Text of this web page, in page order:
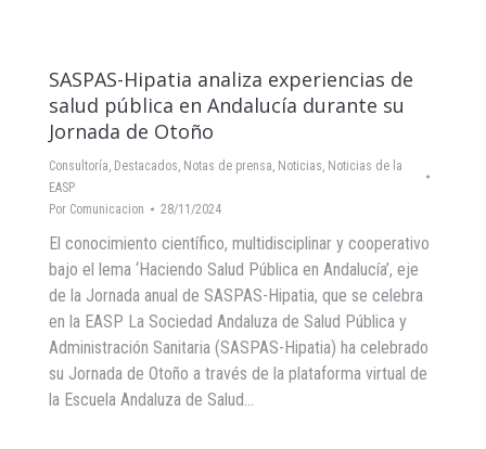
SASPAS-Hipatia analiza experiencias de
salud pública en Andalucía durante su
Jornada de Otoño
Consultoría, Destacados, Notas de prensa, Noticias, Noticias de la
EASP
Por Comunicacion 28/11/2024
El conocimiento científico, multidisciplinar y cooperativo
bajo el lema ‘Haciendo Salud Pública en Andalucía’, eje
de la Jornada anual de SASPAS-Hipatia, que se celebra
en la EASP La Sociedad Andaluza de Salud Pública y
Administración Sanitaria (SASPAS-Hipatia) ha celebrado
su Jornada de Otoño a través de la plataforma virtual de
la Escuela Andaluza de Salud…